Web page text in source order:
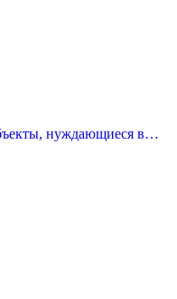
нуждающиеся в…